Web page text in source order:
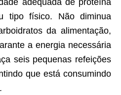
adequada de proteína
tipo físico. Não diminua
da alimentação,
a energia necessária
seis pequenas refeições
que está consumindo